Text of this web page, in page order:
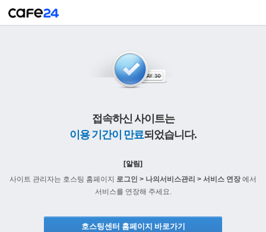
접속하신 사이트는
이용 기간이 만료되었습니다.
[알림]
사이트 관리자는 호스팅 홈페이지 로그인 > 나의서비스관리 > 서비스 연장에서
서비스를 연장해 주세요.
호스팅센터 홈페이지 바로가기